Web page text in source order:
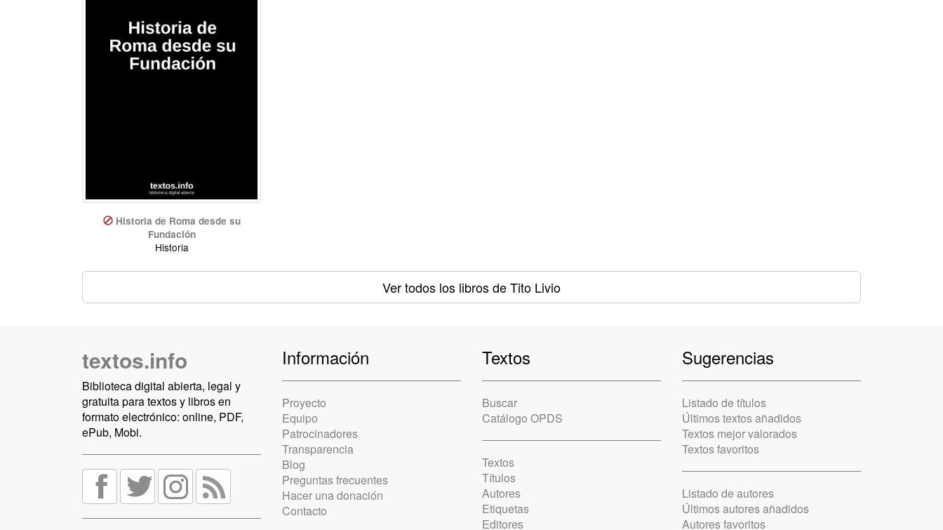
Historia de Roma desde su
Fundación
Historia
Ver todos los librosde Tito Livio
textos.info
Biblioteca digital abierta, legal y
gratuita para textos y libros en
formato electrónico: online, PDF,
ePub, Mobi.
Información
Proyecto
Equipo
Patrocinadores
Transparencia
Blog
Preguntas frecuentes
Hacer una donación
Contacto
Textos
Buscar
Catálogo OPDS
Textos
Títulos
Autores
Etiquetas
Editores
Sugerencias
Listado de títulos
Últimos textos añadidos
Textos mejor valorados
Textos favoritos
Listado de autores
Últimos autores añadidos
Autores favoritos